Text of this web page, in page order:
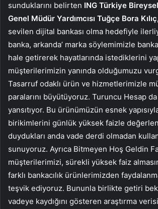
sunduklarını belirten ING Türkiye
Genel Müdür Yardımcısı Tuğçe Bora Kılıç,
sevilen dijital bankası olma hedefiyle
banka, arkanda’ marka söylemimizle
hale getirerek hayatlarında istediklerini
müşterilerimizin yanında olduğumuzu
Tasarruf odaklı ürün ve hizmetlerimizle
paralarını büyütüyoruz. Turuncu Hesap
yansıtıyor. Bu ürünümüzün esnek
birikimlerini günlük yüksek faizle
duydukları anda vade derdi olmadan
sunuyoruz. Ayrıca Bitmeyen Hoş Geldin
müşterilerimizi, sürekli yüksek faiz
farklı bankacılık ürünlerimizden
teşvik ediyoruz. Bununla birlikte getiri
vadeye kaydığını gösteren araştırma